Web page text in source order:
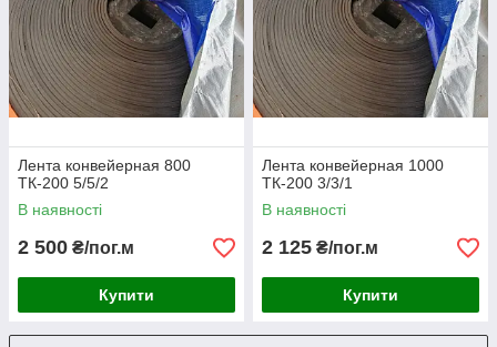
Лента конвейерная 800
ТК-200 5/5/2
В наявності
2 500 ₴/пог.м
Купити
Лента конвейерная 1000
ТК-200 3/3/1
В наявності
2 125 ₴/пог.м
Купити